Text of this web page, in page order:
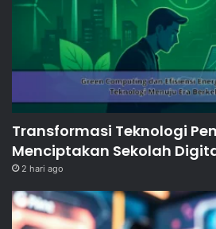
Transformasi Teknologi
Menciptakan Sekolah
2 hari ago